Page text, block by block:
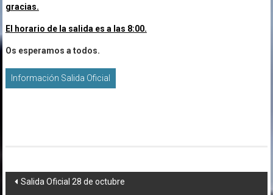
gracias.
El horario de la salida es a las 8:00.
Os esperamos a todos.
Información Salida Oficial
Navegación
Salida Oficial 28 de octubre